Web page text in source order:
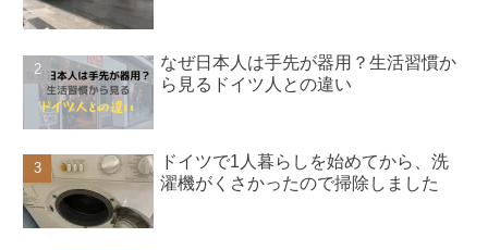
なぜ日本人は手先が器用？生活習慣か
ら見るドイツ人との違い
ドイツで1人暮らしを始めてから、洗
濯機がくさかったので掃除しました